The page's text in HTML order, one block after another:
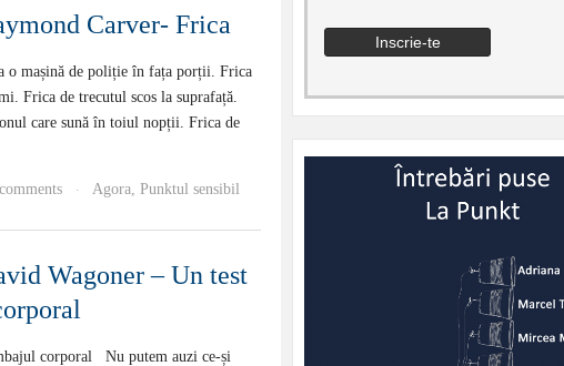
Carver- Frica
o mașină de poliție în fața porții. Frica
Frica de trecutul scos la suprafață.
care sună în toiul nopții. Frica de
· Agora, Punktul sensibil
Wagoner – Un test
corporal Nu putem auzi ce-și